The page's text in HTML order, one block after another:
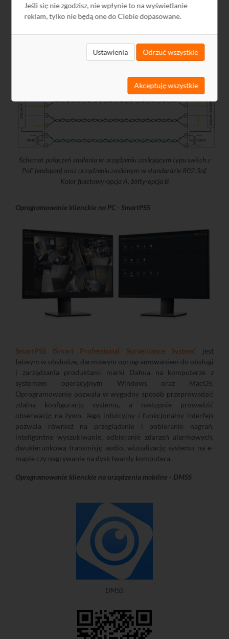
Jeśli się nie zgodzisz, nie wpłynie to na wyświetlanie
reklam, tylko nie będą one do Ciebie dopasowane.
Ustawienia Odrzuć wszystkie
Akceptuję wszystkie
dostępowe, itp. Gwarantowaną odległością na której
realizowany jest przesył zasilania jest 100m. Dwa najbardziej
popularne standardy to 802.03af, który gwarantuje moc dla
urządzeń końcowych minimum 12,95W oraz 802.3at - moc
Schemat połączeń zasilania w urządzeniu zasilającym typu switch z
PoE (endspan) oraz urządzeniu zasilanym w standardzie 802.3af.
Kolor fioletowy-opcja A, żółty-opcja B
Oprogramowanie klienckie na PC - SmartPSS
SmartPSS (Smart Professional Surveillance System) jest
łatwym w obsłudze, darmowym oprogramowaniem do obsługi
i zarządzania produktami marki Dahua na komputerze z
systemem operacyjnym Windows oraz MacOS.
Oprogramowanie pozwala w wygodny sposób przeprowadzić
zdalną konfigurację systemu, a następnie prowadzić
obserwację na żywo. Jego intuicyjny i funkcjonalny interfejs
pozwala również na przeglądanie i pobieranie nagrań,
inteligentne wyszukiwanie, odbieranie zdarzeń alarmowych,
dwukierunkową transmisję audio, wizualizację systemu na e-
mapie czy nagrywanie na dysk twardy komputera.
Oprogramowanie klienckie na urządzenia mobilne - DMSS
DMSS